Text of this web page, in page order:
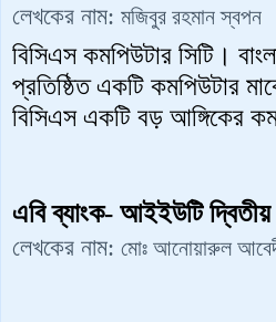
লেখকের নাম: মজিবুর রহমান স্বপন
বিসিএস কমপিউটার সিটি।
প্রতিষ্ঠিত একটি কমপিউটার
বিসিএস একটি বড় আঙ্গিকের
এবি ব্যাংক- আইইউটি
লেখকের নাম: মোঃ আনোয়ারুল